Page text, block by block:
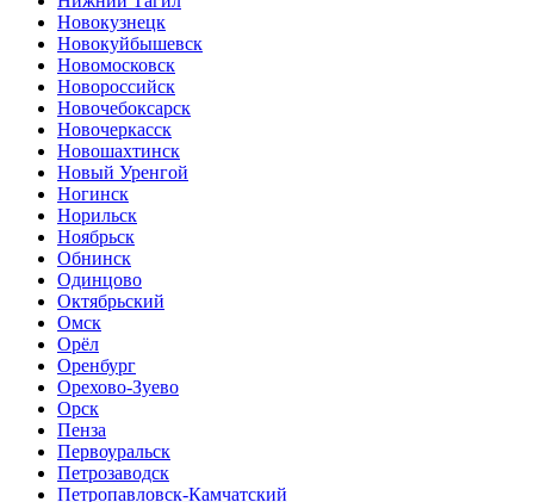
Новокузнецк
Новокуйбышевск
Новомосковск
Новороссийск
Новочебоксарск
Новочеркасск
Новошахтинск
Новый Уренгой
Ногинск
Норильск
Ноябрьск
Обнинск
Одинцово
Октябрьский
Омск
Орёл
Оренбург
Орехово-Зуево
Орск
Пенза
Первоуральск
Петрозаводск
Петропавловск-Камчатский